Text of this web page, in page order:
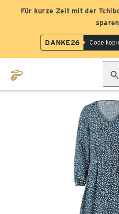
Für kurze Zeit mit der
DANKE26 Code